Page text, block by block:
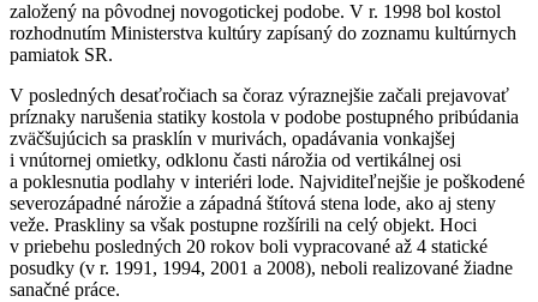
založený na pôvodnej novogotickej podobe. V r. 1998 bol kostol
rozhodnutím Ministerstva kultúry zapísaný do zoznamu kultúrnych
pamiatok SR.
V posledných desaťročiach sa čoraz výraznejšie začali prejavovať
príznaky narušenia statiky kostola v podobe postupného pribúdania
zväčšujúcich sa prasklín v murivách, opadávania vonkajšej
i vnútornej omietky, odklonu časti nárožia od vertikálnej osi
a poklesnutia podlahy v interiéri lode. Najviditeľnejšie je poškodené
severozápadné nárožie a západná štítová stena lode, ako aj steny
veže. Praskliny sa však postupne rozšírili na celý objekt. Hoci
v priebehu posledných 20 rokov boli vypracované až 4 statické
posudky (v r. 1991, 1994, 2001 a 2008), neboli realizované žiadne
sanačné práce.